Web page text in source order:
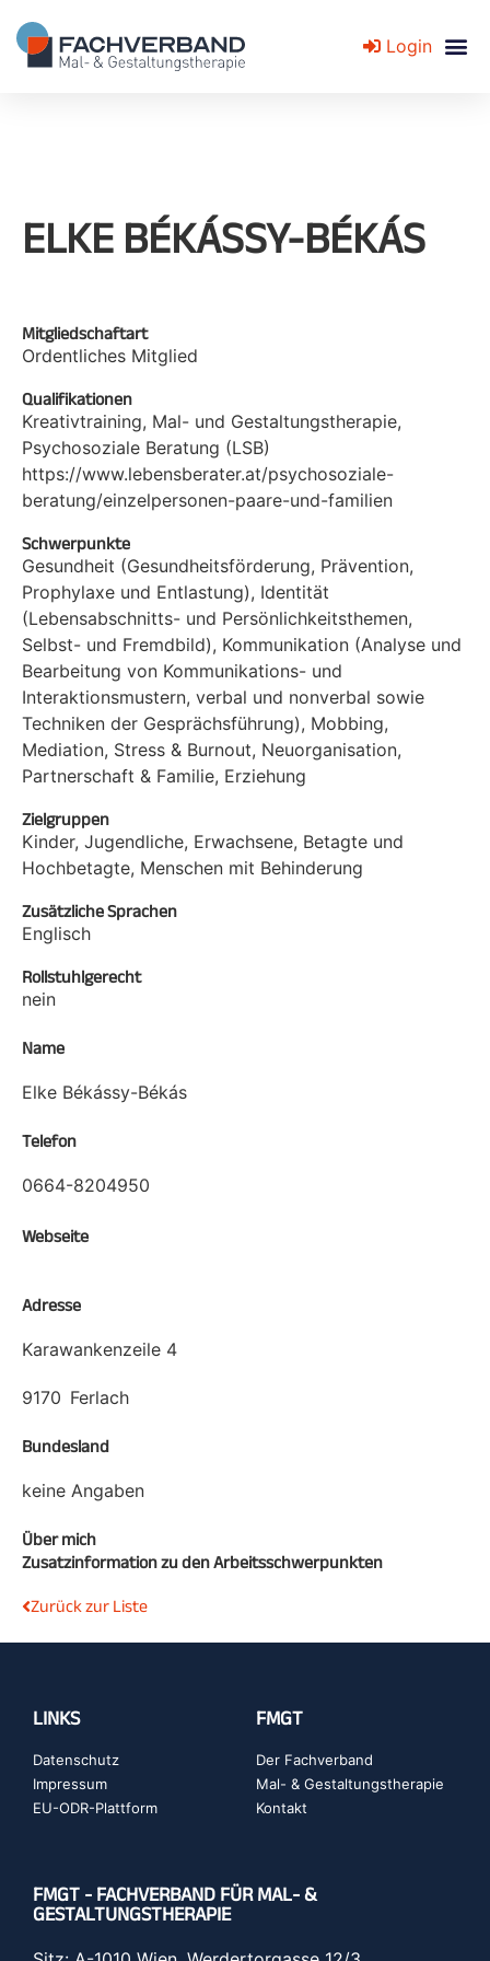
Login
ELKE BÉKÁSSY-BÉKÁS
Mitgliedschaftart
Ordentliches Mitglied
Qualifikationen
Kreativtraining, Mal- und Gestaltungstherapie,
Psychosoziale Beratung (LSB)
https://www.lebensberater.at/psychosoziale-
beratung/einzelpersonen-paare-und-familien
Schwerpunkte
Gesundheit (Gesundheitsförderung, Prävention,
Prophylaxe und Entlastung), Identität
(Lebensabschnitts- und Persönlichkeitsthemen,
Selbst- und Fremdbild), Kommunikation (Analyse und
Bearbeitung von Kommunikations- und
Interaktionsmustern, verbal und nonverbal sowie
Techniken der Gesprächsführung), Mobbing,
Mediation, Stress & Burnout, Neuorganisation,
Partnerschaft & Familie, Erziehung
Zielgruppen
Kinder, Jugendliche, Erwachsene, Betagte und
Hochbetagte, Menschen mit Behinderung
Zusätzliche Sprachen
Englisch
Rollstuhlgerecht
nein
Name
Elke Békássy-Békás
Telefon
0664-8204950
Webseite
Adresse
Karawankenzeile 4
9170 Ferlach
Bundesland
keine Angaben
Über mich
Zusatzinformation zu den Arbeitsschwerpunkten
Zurück zur Liste
LINKS
Datenschutz
Impressum
EU-ODR-Plattform
FMGT
Der Fachverband
Mal- & Gestaltungstherapie
Kontakt
FMGT - FACHVERBAND FÜR MAL- &
GESTALTUNGSTHERAPIE